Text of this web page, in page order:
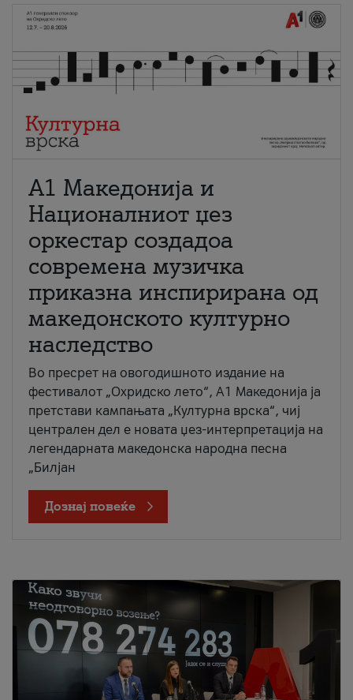
А1 Македонија и
Националниот џез
оркестар создадоа
современа музичка
приказна инспирирана од
македонското културно
наследство
Во пресрет на овогодишното издание на
фестивалот „Охридско лето“, А1 Македонија ја
претстави кампањата „Културна врска“, чиј
централен дел е новата џез-интерпретација на
легендарната македонска народна песна
„Билјан
Дознај повеќе